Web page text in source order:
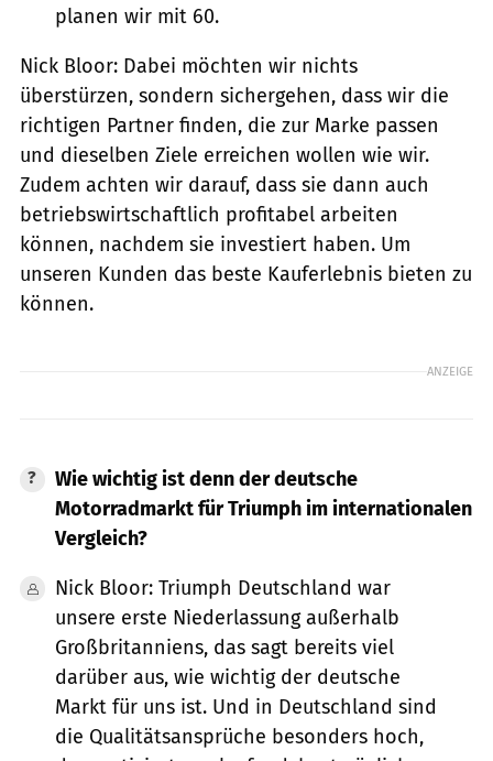
planen wir mit 60.
Nick Bloor: Dabei möchten wir nichts
überstürzen, sondern sichergehen, dass wir die
richtigen Partner finden, die zur Marke passen
und dieselben Ziele erreichen wollen wie wir.
Zudem achten wir darauf, dass sie dann auch
betriebswirtschaftlich profitabel arbeiten
können, nachdem sie investiert haben. Um
unseren Kunden das beste Kauferlebnis bieten zu
können.
ANZEIGE
Wie wichtig ist denn der deutsche
Motorradmarkt für Triumph im internationalen
Vergleich?
Nick Bloor: Triumph Deutschland war
unsere erste Niederlassung außerhalb
Großbritanniens, das sagt bereits viel
darüber aus, wie wichtig der deutsche
Markt für uns ist. Und in Deutschland sind
die Qualitätsansprüche besonders hoch,